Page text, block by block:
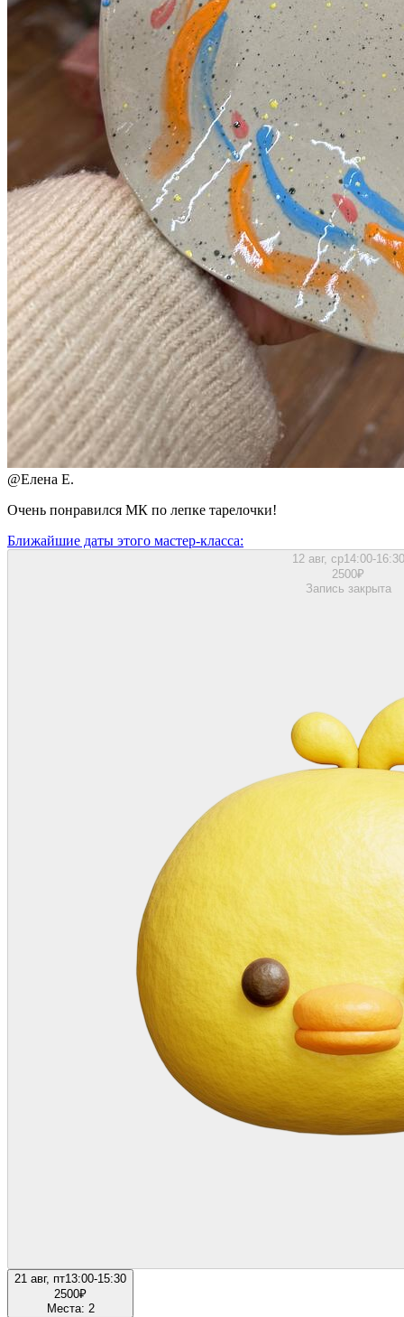
@Елена Е.
Очень понравился МК по лепке тарелочки!
Ближайшие даты этого мастер‑класса:
12 авг, ср14:00-16:30
2500₽
Запись закрыта
21 авг, пт13:00-15:30
2500₽
Места: 2